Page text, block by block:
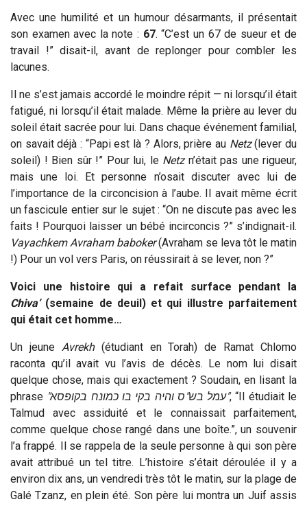
Avec une humilité et un humour désarmants, il présentait
son examen avec la note : 67.“C’est un 67 de sueur et de
travail !” disait-il, avant de replonger pour combler les
lacunes.
Il ne s’est jamais accordé le moindre répit — ni lorsqu’il était
fatigué, ni lorsqu’il était malade. Même la prière au lever du
soleil était sacrée pour lui. Dans chaque événement familial,
on savait déjà : “Papi est là ? Alors, prière au Netz(lever du
soleil) ! Bien sûr !” Pour lui, le Netzn’était pas une rigueur,
mais une loi. Et personne n’osait discuter avec lui de
l’importance de la circoncision à l’aube. Il avait même écrit
un fascicule entier sur le sujet : “On ne discute pas avec les
faits ! Pourquoi laisser un bébé incirconcis ?” s’indignait-il.
Vayachkem Avraham baboker(Avraham se leva tôt le matin
!) Pour un vol vers Paris, on réussirait à se lever, non ?”
Voici une histoire qui a refait surface pendant la
Chiva’ (semaine de deuil) et qui illustre parfaitement
qui était cet homme…
Un jeune Avrekh (étudiant en Torah) de Ramat Chlomo
raconta qu’il avait vu l’avis de décès. Le nom lui disait
quelque chose, mais qui exactement ? Soudain, en lisant la
phrase
"עמל בש"ס והיה בקי בו כמונח בקופסא", “Il étudiait le
Talmud avec assiduité et le connaissait parfaitement,
comme quelque chose rangé dans une boîte.”, un souvenir
l’a frappé. Il se rappela de la seule personne à qui son père
avait attribué un tel titre. L’histoire s’était déroulée il y a
environ dix ans, un vendredi très tôt le matin, sur la plage de
Galé Tzanz, en plein été. Son père lui montra un Juif assis